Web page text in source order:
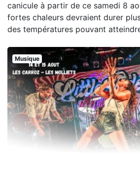
canicule à partir de ce samedi 8
fortes chaleurs devraient durer
des températures pouvant
Musique